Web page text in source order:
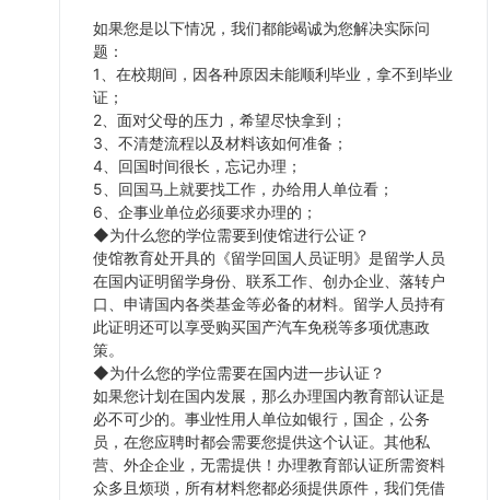
如果您是以下情况，我们都能竭诚为您解决实际问
题：
1、在校期间，因各种原因未能顺利毕业，拿不到毕业
证；
2、面对父母的压力，希望尽快拿到；
3、不清楚流程以及材料该如何准备；
4、回国时间很长，忘记办理；
5、回国马上就要找工作，办给用人单位看；
6、企事业单位必须要求办理的；
◆为什么您的学位需要到使馆进行公证？
使馆教育处开具的《留学回国人员证明》是留学人员
在国内证明留学身份、联系工作、创办企业、落转户
口、申请国内各类基金等必备的材料。留学人员持有
此证明还可以享受购买国产汽车免税等多项优惠政
策。
◆为什么您的学位需要在国内进一步认证？
如果您计划在国内发展，那么办理国内教育部认证是
必不可少的。事业性用人单位如银行，国企，公务
员，在您应聘时都会需要您提供这个认证。其他私
营、外企企业，无需提供！办理教育部认证所需资料
众多且烦琐，所有材料您都必须提供原件，我们凭借